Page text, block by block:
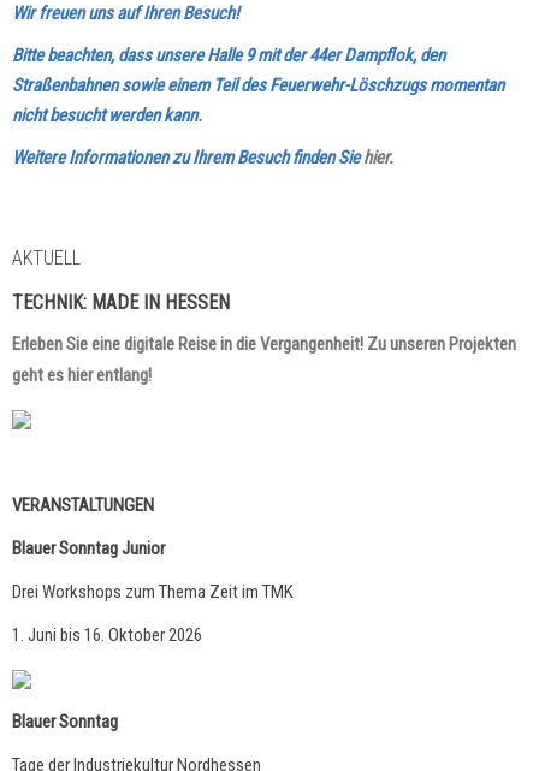
Wir freuen uns auf Ihren Besuch!
Bitte beachten, dass unsere Halle 9 mit der 44er Dampflok, den
Straßenbahnen sowie einem Teil des Feuerwehr-Löschzugs momentan
nicht besucht werden kann.
Weitere Informationen zu Ihrem Besuch finden Siehier.
AKTUELL
TECHNIK: MADE IN HESSEN
Erleben Sie eine digitale Reise in die Vergangenheit! Zu unseren Projekten
geht es hier entlang!
VERANSTALTUNGEN
Blauer Sonntag Junior
Drei Workshops zum Thema Zeit im TMK
1. Juni bis 16. Oktober 2026
Blauer Sonntag
Tage der Industriekultur Nordhessen